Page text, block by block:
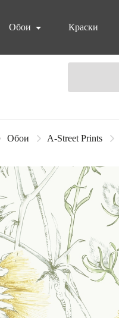
Обои Краски
Обои A-Street Prints